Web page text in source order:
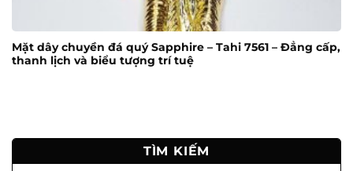
Mặt dây chuyền đá quý Sapphire – Tahi 7561 – Đẳng cấp,
thanh lịch và biểu tượng trí tuệ
TÌM KIẾM